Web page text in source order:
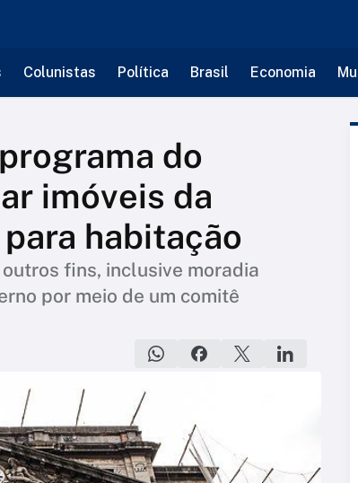
Colunistas Política Brasil Economia
do
imóveis da
habitação
fins, inclusive moradia
por meio de um comitê